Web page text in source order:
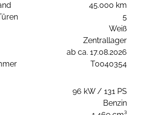
45.000 km
5
Weiß
Zentrallager
ab ca. 17.08.2026
T0040354
96 kW / 131 PS
Benzin